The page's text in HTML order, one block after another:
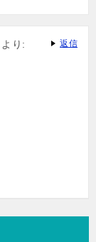
より: 返信